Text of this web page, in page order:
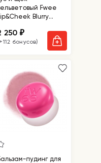
Fwee
Blurry
250₽
бонусов)
пудинг для